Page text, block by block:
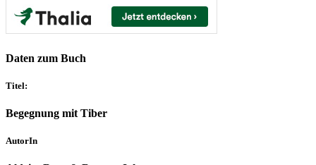
Daten zum Buch
Titel:
Begegnung mit Tiber
AutorIn